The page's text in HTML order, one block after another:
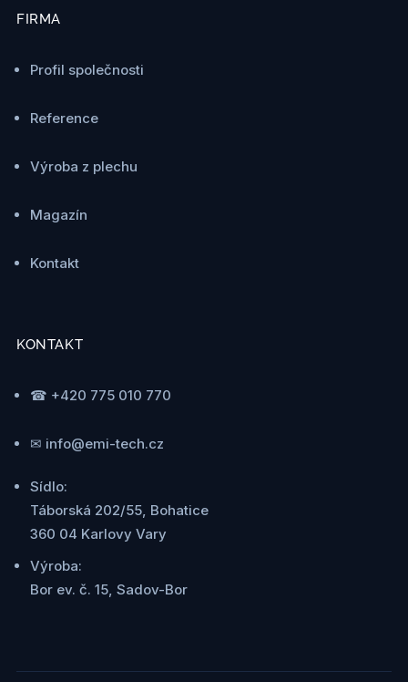
FIRMA
Profil společnosti
Reference
Výroba z plechu
Magazín
Kontakt
KONTAKT
☎ +420 775 010 770
✉ info@emi-tech.cz
Sídlo:
Táborská 202/55, Bohatice
360 04 Karlovy Vary
Výroba:
Bor ev. č. 15, Sadov-Bor